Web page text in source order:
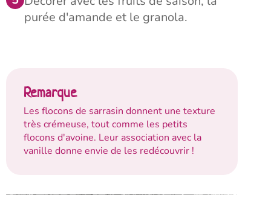
purée d'amande et le granola.
Remarque
Les flocons de sarrasin donnent une texture
très crémeuse, tout comme les petits
flocons d'avoine. Leur association avec la
vanille donne envie de les redécouvrir !